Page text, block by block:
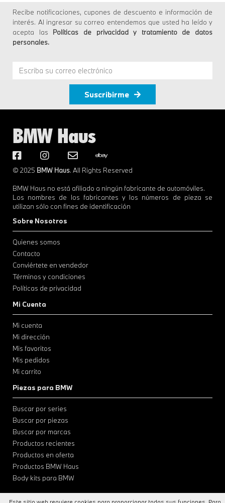
Recibe notificaciones, cupones de descuento e información de
interés. Al ingresar su correo entendemos que usted ha leído y
acepta las Políticas de privacidad y tratamiento de datos
personales.
Suscribirme
BMW Haus
© 2025 BMW Haus. All Rights Reserved
BMW Haus no está afiliado a ningún fabricante de automóviles.
Los nombres de los fabricantes y los números de pieza se
utilizan sólo con fines de identificación
Sobre Nosotros
Quienes somos
Contacto
Conviértete en vendedor
Términos y condiciones
Políticas de privacidad
Mi Cuenta
Mi cuenta
Mi dirección
Mis favoritos
Mis pedidos
Mi carrito
Piezas para BMW
Buscar por series
Buscar por piezas
Buscar por marcas
Productos recientes
Productos en oferta
Productos BMW Haus
Body kits para BMW